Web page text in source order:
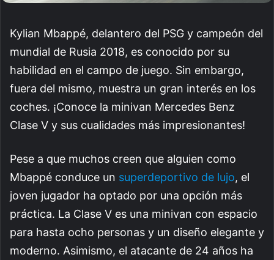
Kylian Mbappé, delantero del PSG y campeón del
mundial de Rusia 2018, es conocido por su
habilidad en el campo de juego. Sin embargo,
fuera del mismo, muestra un gran interés en los
coches. ¡Conoce la minivan Mercedes Benz
Clase V y sus cualidades más impresionantes!
Pese a que muchos creen que alguien como
Mbappé conduce un superdeportivo de lujo, el
joven jugador ha optado por una opción más
práctica. La Clase V es una minivan con espacio
para hasta ocho personas y un diseño elegante y
moderno. Asimismo, el atacante de 24 años ha